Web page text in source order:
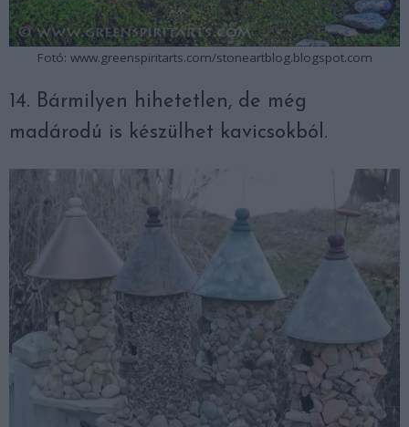
Fotó: www.greenspiritarts.com/stoneartblog.blogspot.com
14. Bármilyen hihetetlen, de még
madárodú is készülhet kavicsokból.